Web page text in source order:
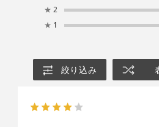
★ 2
★ 1
絞り込み